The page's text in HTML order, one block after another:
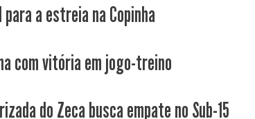
a estreia na Copinha
com vitória em jogo-treino
do Zeca busca empate no Sub-15